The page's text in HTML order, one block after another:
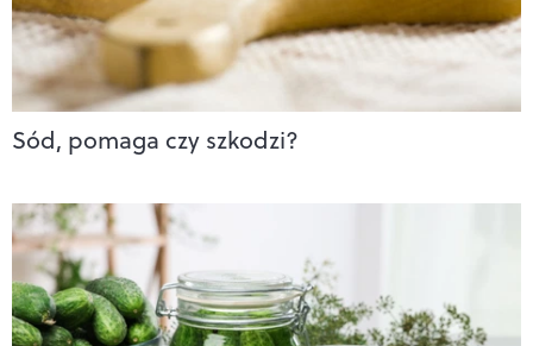
Sód, pomaga czy szkodzi?